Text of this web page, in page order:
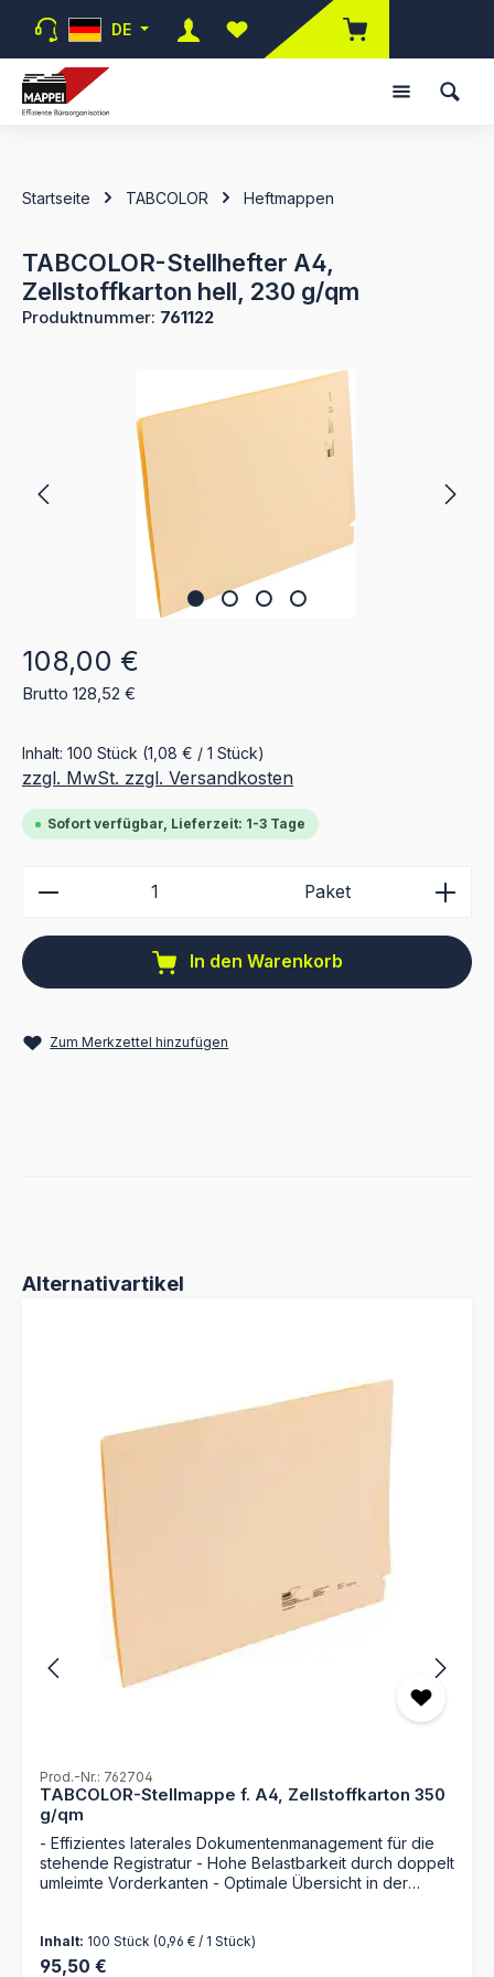
Zum Hauptinhalt springen
DE
Du hast 0 Produkte auf dem
Startseite TABCOLOR Heftmappen
TABCOLOR-Stellhefter A4,
Zellstoffkarton hell, 230 g/qm
Produktnummer: 761122
Regulärer Preis:
108,00 €
Brutto 128,52 €
Inhalt: 100 Stück (1,08 € / 1 Stück)
zzgl. MwSt. zzgl. Versandkosten
Sofort verfügbar, Lieferzeit: 1-3 Tage
Produkt Anzahl: Gib den gewünschten Wert ein
Paket
In den Warenkorb
Zum Merkzettel hinzufügen
Produktgalerie überspringen
Alternativartikel
Prod.-Nr.: 762704
TABCOLOR-Stellmappe f. A4, Zellstoffkarton 350
g/qm
- Effizientes laterales Dokumentenmanagement für die
stehende Registratur - Hohe Belastbarkeit durch doppelt
umleimte Vorderkanten - Optimale Übersicht in der
Tabrand Die Tabcolor Stellmappe in Chamois ist die
ideale Lösung für eine strukturierte und platzsparende
Inhalt: 100 Stück (0,96 € / 1 Stück)
Regulärer Preis:
95,50 €